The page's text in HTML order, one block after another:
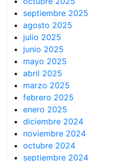
septiembre 2025
agosto 2025
julio 2025
junio 2025
mayo 2025
abril 2025
marzo 2025
febrero 2025
enero 2025
diciembre 2024
noviembre 2024
octubre 2024
septiembre 2024